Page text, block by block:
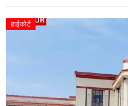
हाईकोर्ट